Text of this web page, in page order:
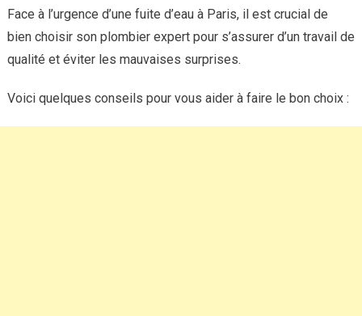
Face à l’urgence d’une fuite d’eau à Paris, il est crucial de
bien choisir son plombier expert pour s’assurer d’un travail de
qualité et éviter les mauvaises surprises.
Voici quelques conseils pour vous aider à faire le bon choix :